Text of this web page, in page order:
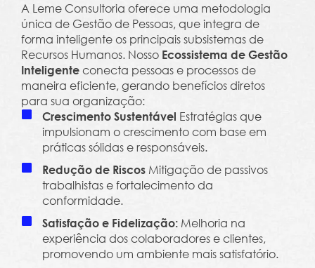
A Leme Consultoria oferece uma metodologia
única de Gestão de Pessoas, que integra de
forma inteligente os principais subsistemas de
Recursos Humanos. Nosso Ecossistema de Gestão
Inteligente conecta pessoas e processos de
maneira eficiente, gerando benefícios diretos
para sua organização:
Crescimento Sustentável Estratégias que
impulsionam o crescimento com base em
práticas sólidas e responsáveis.
Redução de Riscos Mitigação de passivos
trabalhistas e fortalecimento da
conformidade.
Satisfação e Fidelização: Melhoria na
experiência dos colaboradores e clientes,
promovendo um ambiente mais satisfatório.